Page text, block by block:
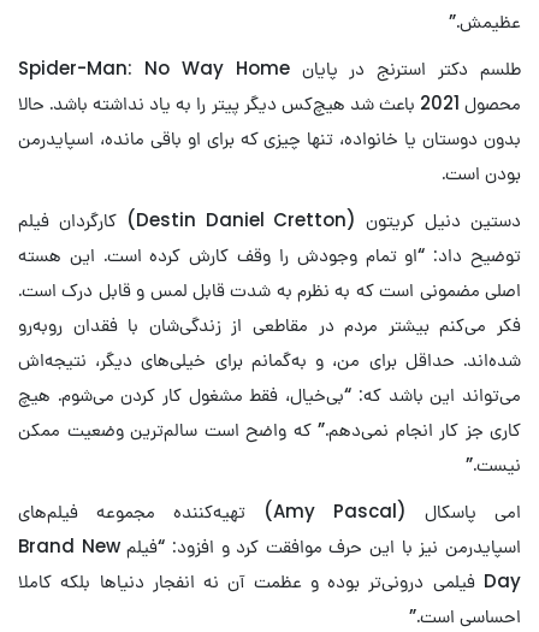
عظیمش.”
طلسم دکتر استرنج در پایان Spider-Man: No Way Home
محصول 2021 باعث شد هیچ‌کس دیگر پیتر را به یاد نداشته باشد. حالا
بدون دوستان یا خانواده، تنها چیزی که برای او باقی مانده، اسپایدرمن
بودن است.
دستین دنیل کریتون (Destin Daniel Cretton) کارگردان فیلم
توضیح داد: “او تمام وجودش را وقف کارش کرده است. این هسته
اصلی مضمونی است که به نظرم به ‌شدت قابل لمس و قابل درک است.
فکر می‌کنم بیشتر مردم در مقاطعی از زندگی‌شان با فقدان روبه‌رو
شده‌اند. حداقل برای من، و به‌گمانم برای خیلی‌های دیگر، نتیجه‌اش
می‌تواند این باشد که: “بی‌خیال، فقط مشغول کار کردن می‌شوم. هیچ
کاری جز کار انجام نمی‌دهم.” که واضح است سالم‌ترین وضعیت ممکن
نیست.”
امی پاسکال (Amy Pascal) تهیه‌کننده مجموعه فیلم‌های
اسپایدرمن نیز با این حرف موافقت کرد و افزود: “فیلم Brand New
Day فیلمی درونی‌تر بوده و عظمت آن نه انفجار دنیاها بلکه کاملا
احساسی است.”